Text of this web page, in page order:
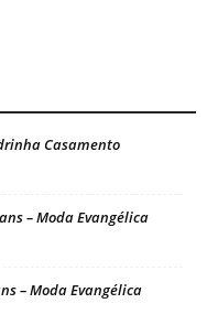
Casamento
– Moda Evangélica
– Moda Evangélica